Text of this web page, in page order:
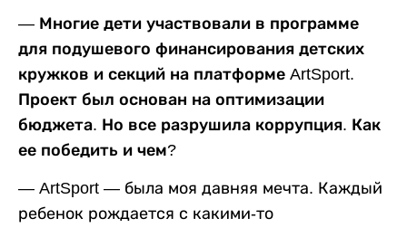
— Многие дети участвовали в программе
для подушевого финансирования детских
кружков и секций на платформе ArtSport.
Проект был основан на оптимизации
бюджета. Но все разрушила коррупция. Как
ее победить и чем?
— ArtSport — была моя давняя мечта. Каждый
ребенок рождается с какими-то